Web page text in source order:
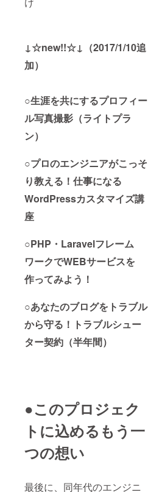
↓☆new!!☆↓（2017/1/10追
加）
○生涯を共にするプロフィー
ル写真撮影（ライトプラ
ン）
○プロのエンジニアがこっそ
り教える！仕事になる
WordPressカスタマイズ講
座
○PHP・Laravelフレーム
ワークでWEBサービスを
作ってみよう！
○あなたのブログをトラブル
から守る！トラブルシュー
ター契約（半年間）
●このプロジェク
トに込めるもう一
つの想い
最後に、同年代のエンジニ